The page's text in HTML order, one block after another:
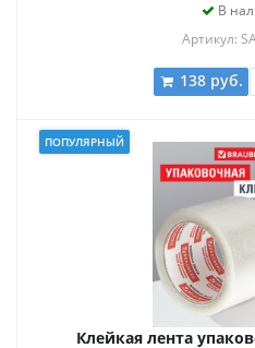
В
Артикул:
138 руб.
ПОПУЛЯРНЫЙ
Клейкая лента